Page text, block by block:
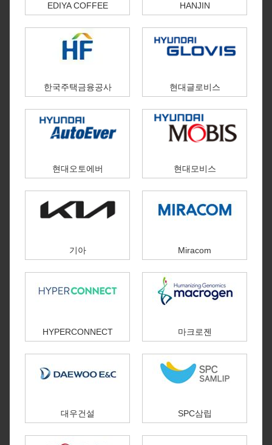
EDIYA COFFEE HANJIN
한국주택금융공사 현대글로비스
현대오토에버 현대모비스
기아 Miracom
HYPERCONNECT 마크로젠
대우건설 SPC삼립